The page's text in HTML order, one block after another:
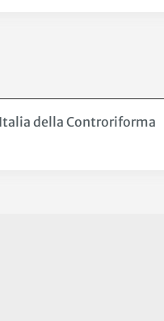
della Controriforma